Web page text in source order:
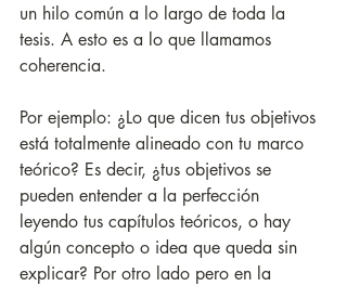
un hilo común a lo largo de toda la
tesis. A esto es a lo que llamamos
coherencia.
Por ejemplo: ¿Lo que dicen tus objetivos
está totalmente alineado con tu marco
teórico? Es decir, ¿tus objetivos se
pueden entender a la perfección
leyendo tus capítulos teóricos, o hay
algún concepto o idea que queda sin
explicar? Por otro lado pero en la